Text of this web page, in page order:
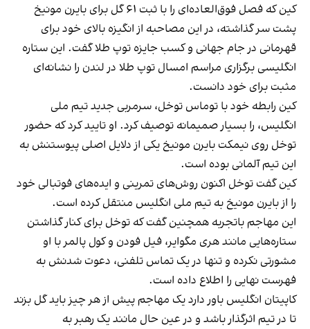
کین که فصل فوق‌العاده‌ای را با ثبت ۶۱ گل برای بایرن مونیخ
پشت سر گذاشته، در این مصاحبه از انگیزه بالای خود برای
قهرمانی در جام جهانی و کسب جایزه توپ طلا گفت. این ستاره
انگلیسی برگزاری مراسم امسال توپ طلا در لندن را نشانه‌ای
مثبت برای خود دانست.
کین رابطه خود با توماس توخل، سرمربی جدید تیم ملی
انگلیس، را بسیار صمیمانه توصیف کرد. او تایید کرد که حضور
توخل روی نیمکت بایرن مونیخ یکی از دلایل اصلی پیوستنش به
این تیم آلمانی بوده است.
کین گفت توخل اکنون روش‌های تمرینی و ایده‌های فوتبالی خود
را از بایرن مونیخ به تیم ملی انگلیس منتقل کرده است.
این مهاجم باتجربه همچنین گفت که توخل برای کنار گذاشتن
ستاره‌هایی مانند هری مگوایر، فیل فودن و کول پالمر با او
مشورتی نکرده و تنها در یک تماس تلفنی، دعوت شدنش به
فهرست نهایی را اطلاع داده است.
کاپیتان انگلیس باور دارد یک مهاجم پیش از هر چیز باید گل بزند
تا در تیم اثرگذار باشد و در عین حال مانند یک رهبر به